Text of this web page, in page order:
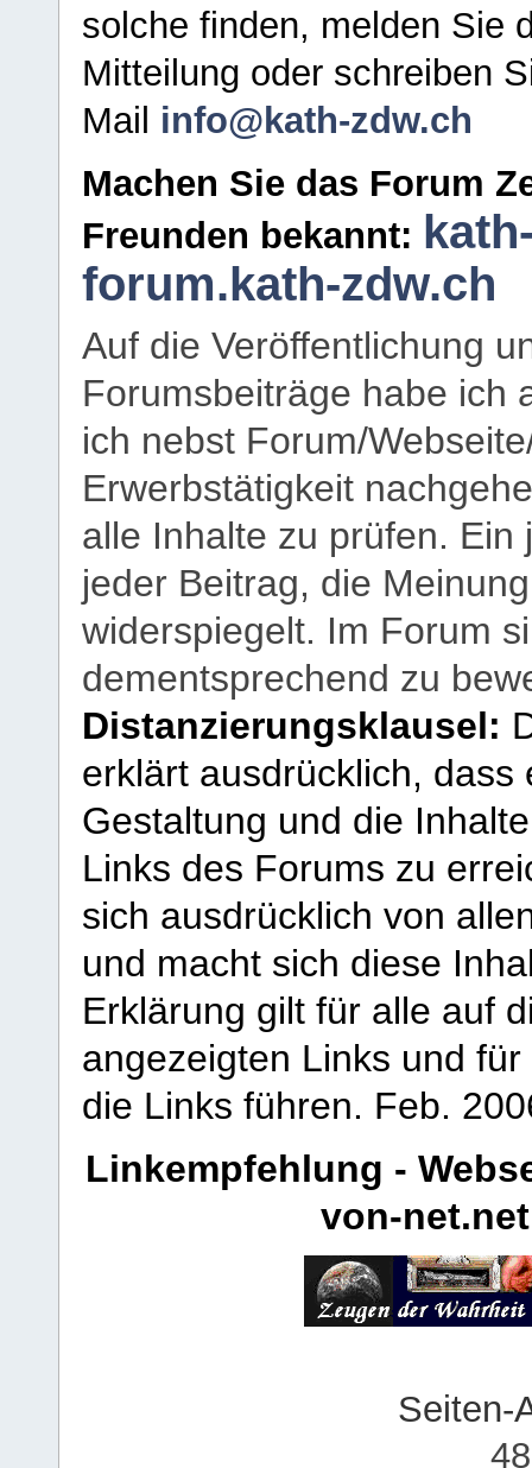
solche finden, melden Sie
Mitteilung oder schreiben
Mail info@kath-zdw.ch
Machen Sie das Forum
Freunden bekannt:
forum.kath-zdw.ch
Auf die Veröffentlichung
Forumsbeiträge habe ich
ich nebst Forum/
Erwerbstätigkeit
alle Inhalte zu prüfen.
jeder Beitrag, die
widerspiegelt. Im Forum
dementsprechend zu
Distanzierungsklausel:
erklärt ausdrücklich,
Gestaltung und die
Links des Forums zu
sich ausdrücklich von
und macht sich diese
Erklärung gilt für alle auf
angezeigten Links und
die Links führen. Feb.
Linkempfehlung -
von-net.net
Seiten-